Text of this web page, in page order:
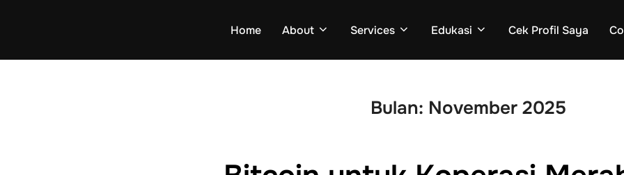
Home About Services Edukasi Cek Profil Saya
Bulan: November 2025